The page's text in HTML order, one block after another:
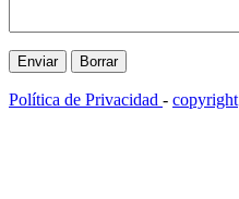
Política de Privacidad - copyright